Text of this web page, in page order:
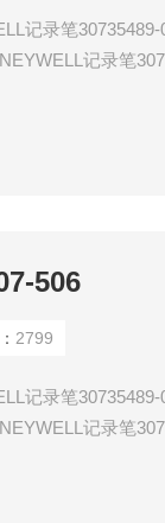
记录笔30735489-
记录笔
506
2799
记录笔30735489-
记录笔